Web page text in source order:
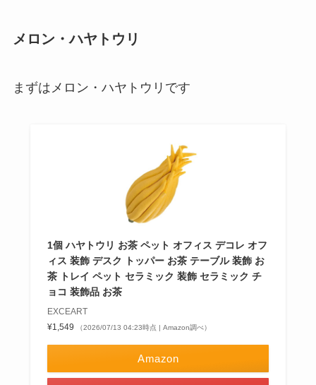
メロン・ハヤトウリ
まずはメロン・ハヤトウリです
1個 ハヤトウリ お茶 ペット オフィス デコレ オフ
ィス 装飾 デスク トッパー お茶 テーブル 装飾 お
茶 トレイ ペット セラミック 装飾 セラミック チ
ョコ 装飾品 お茶
EXCEART
¥1,549
（2026/07/13 04:23時点 | Amazon調べ）
Amazon